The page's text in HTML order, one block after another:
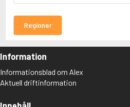
Regioner
Information
Informationsblad om Alex
Aktuell driftinformation